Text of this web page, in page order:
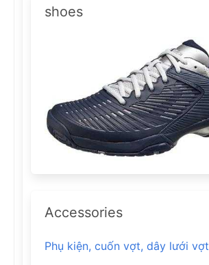
shoes
Accessories
Phụ kiện, cuốn vợt, dây lưới vợt